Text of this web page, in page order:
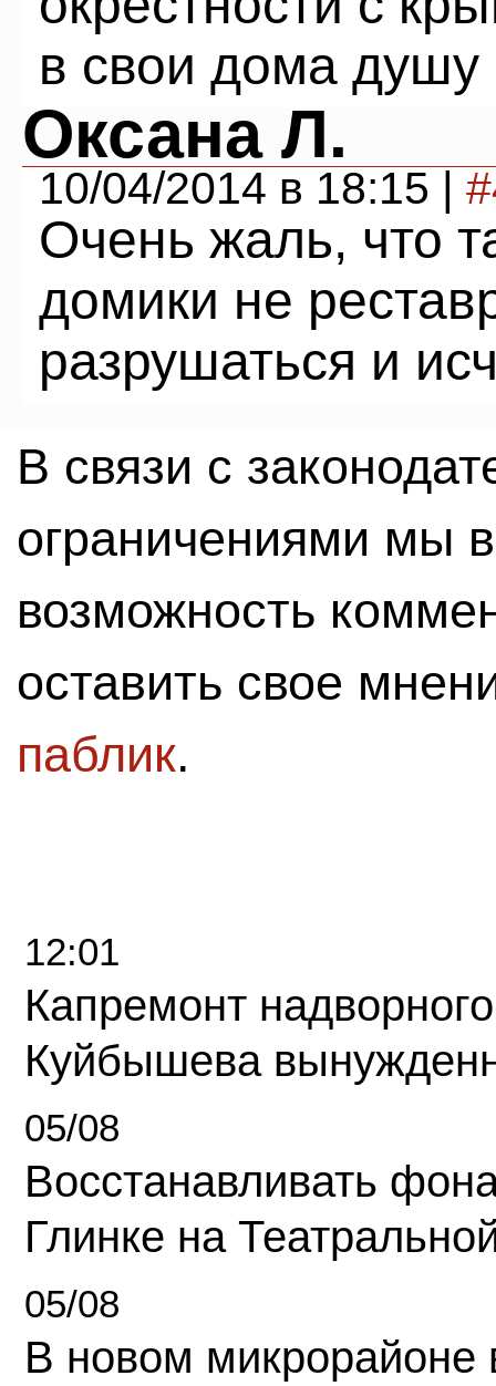
в свои дома
Оксана Л.
10/04/2014 в 18:15 |
Очень жаль, что
домики не
разрушаться и
В связи с
ограничениями мы
возможность
оставить свое
паблик.
12:01
Капремонт
Куйбышева
05/08
Восстанавливать
Глинке на
05/08
В новом микрорайоне